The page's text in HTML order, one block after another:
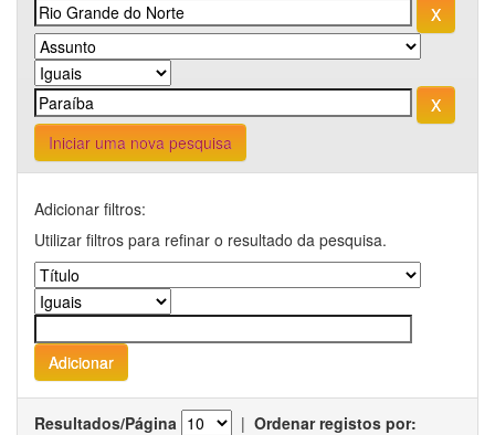
Iniciar uma nova pesquisa
Adicionar filtros:
Utilizar filtros para refinar o resultado da pesquisa.
Resultados/Página | Ordenar registos por: